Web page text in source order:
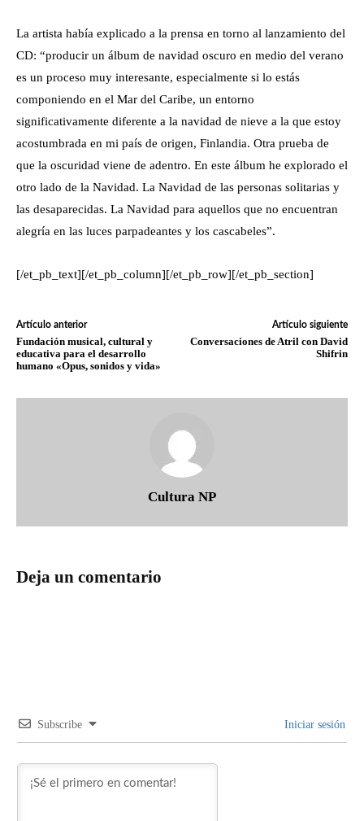
La artista había explicado a la prensa en torno al lanzamiento del
CD: “producir un álbum de navidad oscuro en medio del verano
es un proceso muy interesante, especialmente si lo estás
componiendo en el Mar del Caribe, un entorno
significativamente diferente a la navidad de nieve a la que estoy
acostumbrada en mi país de origen, Finlandia. Otra prueba de
que la oscuridad viene de adentro. En este álbum he explorado el
otro lado de la Navidad. La Navidad de las personas solitarias y
las desaparecidas. La Navidad para aquellos que no encuentran
alegría en las luces parpadeantes y los cascabeles”.
[/et_pb_text][/et_pb_column][/et_pb_row][/et_pb_section]
Artículo anterior
Fundación musical, cultural y
educativa para el desarrollo
humano «Opus, sonidos y vida»
Artículo siguiente
Conversaciones de Atril con David
Shifrin
Cultura NP
Deja un comentario
Subscribe Iniciar sesión